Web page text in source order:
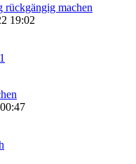
rückgängig machen
19:02